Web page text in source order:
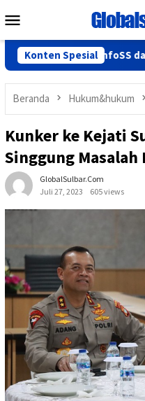
ke
Mobile
Konten Spesial
KominfoSS dan BPS
Beranda Hukum&hukum
Kunker ke Kejati
Singgung Masalah
GlobalSulbar.com
Juli 27, 2023
605 views